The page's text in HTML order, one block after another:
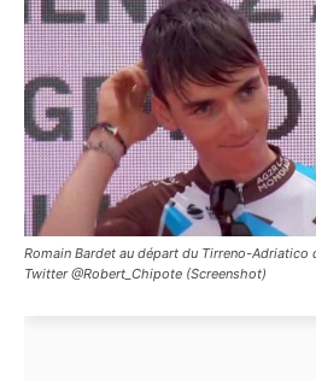
Romain Bardet au départ du Tirreno-Adriatico
Twitter @Robert_Chipote (Screenshot)